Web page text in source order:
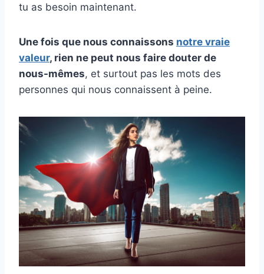
tu as besoin maintenant.
Une fois que nous connaissons notre vraie
valeur, rien ne peut nous faire douter de
nous-mêmes, et surtout pas les mots des
personnes qui nous connaissent à peine.